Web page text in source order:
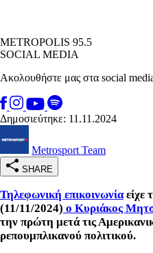
METROPOLIS 95.5
SOCIAL MEDIA
Ακολουθήστε μας στα social
Δημοσιεύτηκε: 11.11.2024
Metrosport Team
SHARE
Τηλεφωνική επικοινωνίαείχε
(11/11/2024) ο Κυριάκος
την πρώτη μετά τις
ρεπουμπλικανού πολιτικού.